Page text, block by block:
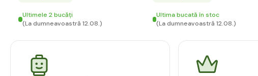
Ultimele 2 bucăți
(La dumneavoastră 12.08.)
Ultima bucată în stoc
(La dumneavoastră 12.08.)